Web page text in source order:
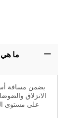
ما هي
يضمن مسافة
على مستوى